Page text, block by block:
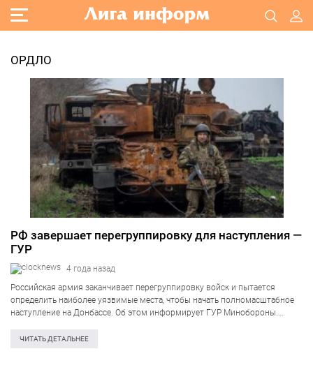
ОРДЛО
РФ завершает перегруппировку для наступления —
ГУР
4 года назад
Российская армия заканчивает перегруппировку войск и пытается
определить наиболее уязвимые места, чтобы начать полномасштабное
наступление на Донбассе. Об этом информирует ГУР Минобороны.
тактические группы, которые до сих пор были сосредоточены на
ЧИТАТЬ ДЕТАЛЬНЕЕ